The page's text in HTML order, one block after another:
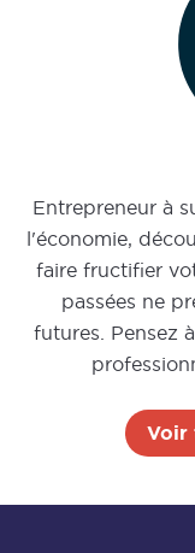
Entrepreneur à
l'économie,
faire fructifier
passées ne
futures. Pensez
Voir